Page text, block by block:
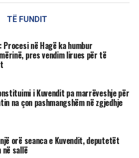
TË FUNDIT
Procesi në Hagë ka humbur
pres vendim lirues për të
i Kuvendit pa marrëveshje për
na çon pashmangshëm në zgjedhje
orë seanca e Kuvendit, deputetët
në sallë